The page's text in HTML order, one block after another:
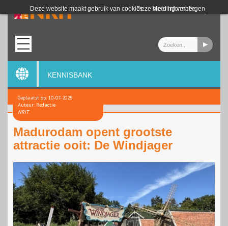
Deze website maakt gebruik van cookies. Meer informatie
Deze melding verbergen
Login
KENNISBANK
Geplaatst op: 10-07-2025
Auteur: Redactie
NRIT
Madurodam opent grootste
attractie ooit: De Windjager